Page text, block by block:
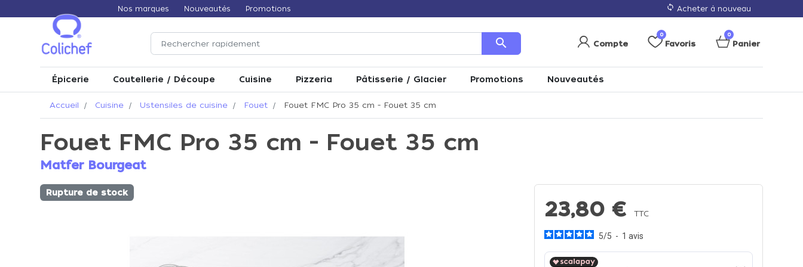
Nos marques Nouveautés Promotions loop Acheter à nouveau
search Compte
0
Favoris
0
Panier
Épicerie Coutellerie / Découpe Cuisine Pizzeria Pâtisserie / Glacier Promotions Nouveautés
Accueil Cuisine Ustensiles de cuisine Fouet Fouet FMC Pro 35 cm - Fouet 35 cm
Fouet FMC Pro 35 cm - Fouet 35 cm
Matfer Bourgeat
Rupture de stock
23,80 € TTC
5/5 - 1 avis